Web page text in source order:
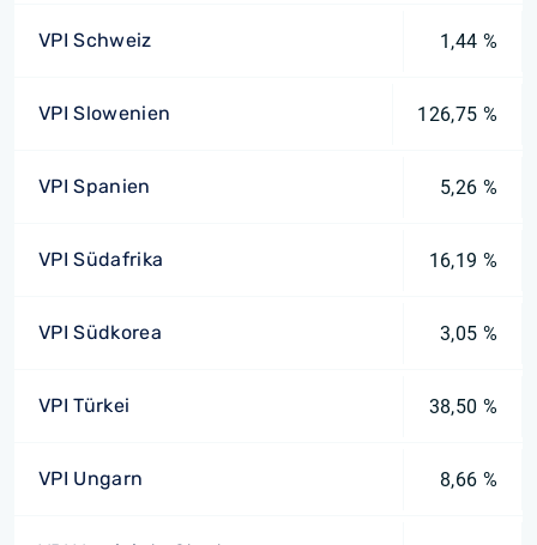
VPI Schweiz 1,44 %
VPI Slowenien 126,75 %
VPI Spanien 5,26 %
VPI Südafrika 16,19 %
VPI Südkorea 3,05 %
VPI Türkei 38,50 %
VPI Ungarn 8,66 %